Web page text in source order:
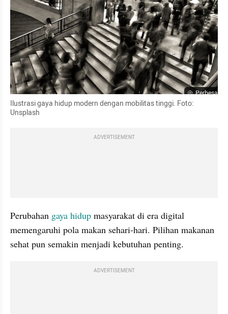
Perbesar
Ilustrasi gaya hidup modern dengan mobilitas tinggi. Foto:
Unsplash
ADVERTISEMENT
Perubahan gaya hidup masyarakat di era digital
memengaruhi pola makan sehari-hari. Pilihan makanan
sehat pun semakin menjadi kebutuhan penting.
ADVERTISEMENT